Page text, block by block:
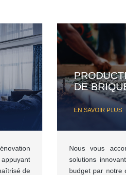
de
DE
EN SAVOIR PLUS
Nous vous
solutions
budget par notre